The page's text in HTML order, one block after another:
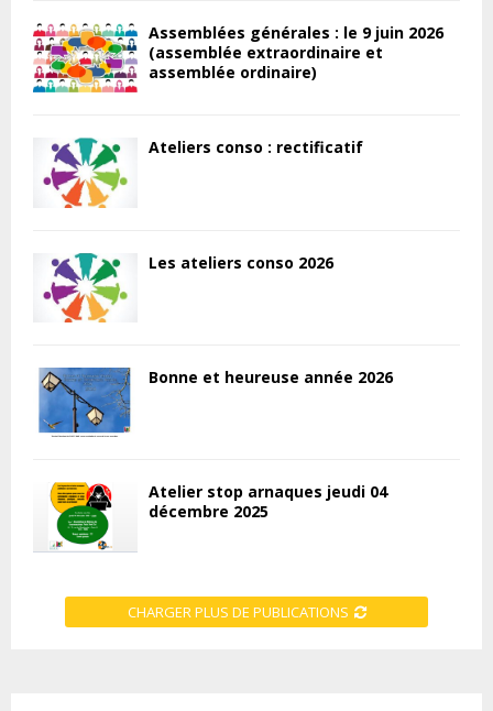
Assemblées générales : le 9 juin 2026
(assemblée extraordinaire et
assemblée ordinaire)
Ateliers conso : rectificatif
Les ateliers conso 2026
Bonne et heureuse année 2026
Atelier stop arnaques jeudi 04
décembre 2025
CHARGER PLUS DE PUBLICATIONS